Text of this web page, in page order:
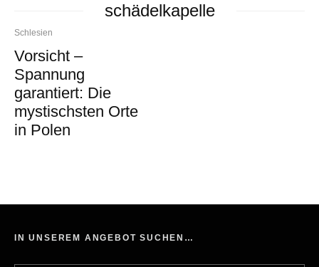
schädelkapelle
Schlesien
Vorsicht –
Spannung
garantiert: Die
mystischsten Orte
in Polen
IN UNSEREM ANGEBOT SUCHEN…